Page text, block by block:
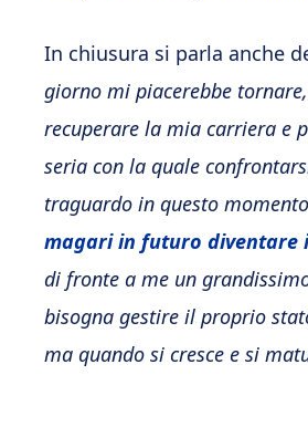
In chiusura si parla anche
giorno mi piacerebbe
recuperare la mia carriera e
seria con la quale
traguardo in questo
magari in futuro diventare
di fronte a me un
bisogna gestire il proprio
ma quando si cresce e si